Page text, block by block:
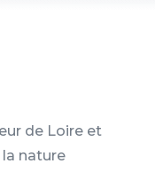
de Loire et
la nature